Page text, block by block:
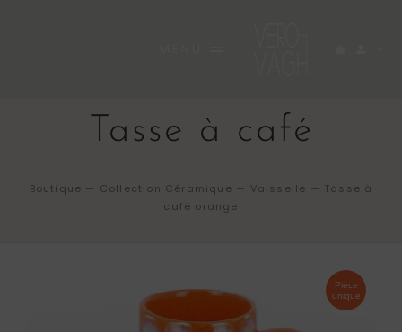
Tasse à café
Boutique — Collection Céramique — Vaisselle — Tasse à
café orange
Pièce
unique